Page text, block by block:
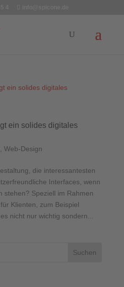
ein solides digitales
Web-Design
die interessantesten
Interfaces, wenn
stehen? Speziell im Rahmen
Klienten, zum Beispiel
nicht nur wichtig sondern...